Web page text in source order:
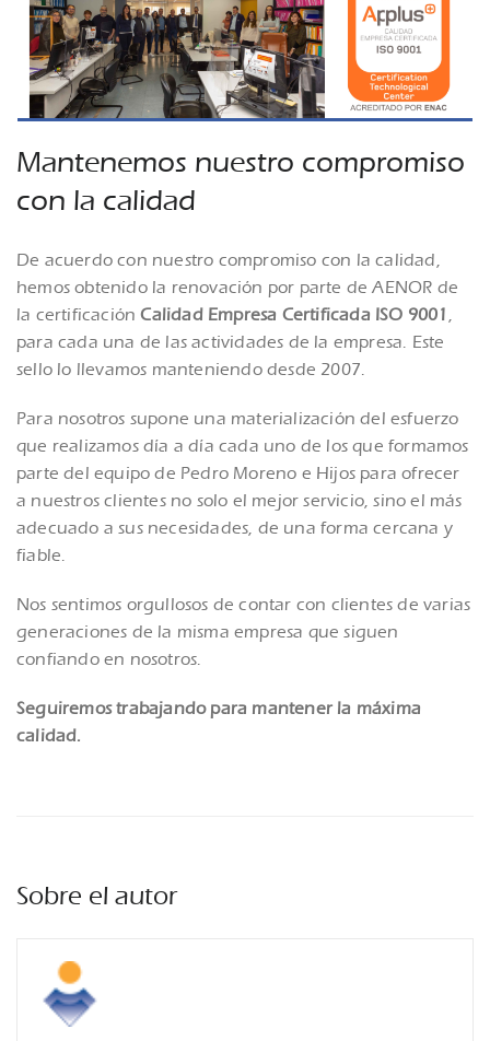
Mantenemos nuestro compromiso
con la calidad
De acuerdo con nuestro compromiso con la calidad,
hemos obtenido la renovación por parte de AENOR de
la certificaciónCalidad Empresa Certificada ISO 9001 ,
para cada una de las actividades de la empresa. Este
sello lo llevamos manteniendo desde 2007.
Para nosotros supone una materialización del esfuerzo
que realizamos día a día cada uno de los que formamos
parte del equipo de Pedro Moreno e Hijos para ofrecer
a nuestros clientes no solo el mejor servicio, sino el más
adecuado a sus necesidades, de una forma cercana y
fiable.
Nos sentimos orgullosos de contar con clientes de varias
generaciones de la misma empresa que siguen
confiando en nosotros.
Seguiremos trabajando para mantener la máxima
calidad.
Sobre el autor